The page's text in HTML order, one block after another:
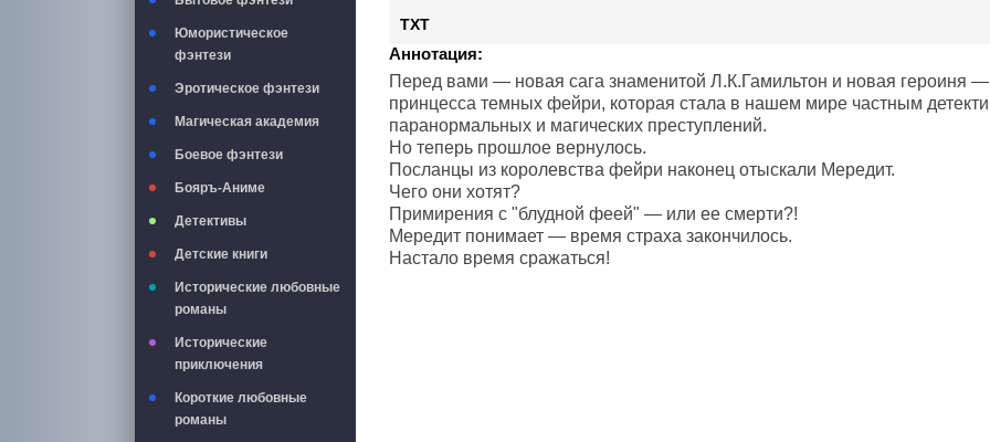
Юмористическое
фэнтези
Эротическое фэнтези
Магическая академия
Боевое фэнтези
Бояръ-Аниме
Детективы
Детские книги
Исторические любовные
романы
Исторические
приключения
Короткие любовные
романы
TXT
Аннотация:
Перед вами — новая сага знаменитой Л.К.Гамильтон и новая героиня
принцесса темных фейри, которая стала в нашем мире частным
паранормальных и магических преступлений.
Но теперь прошлое вернулось.
Посланцы из королевства фейри наконец отыскали Мередит.
Чего они хотят?
Примирения с "блудной феей" — или ее смерти?!
Мередит понимает — время страха закончилось.
Настало время сражаться!